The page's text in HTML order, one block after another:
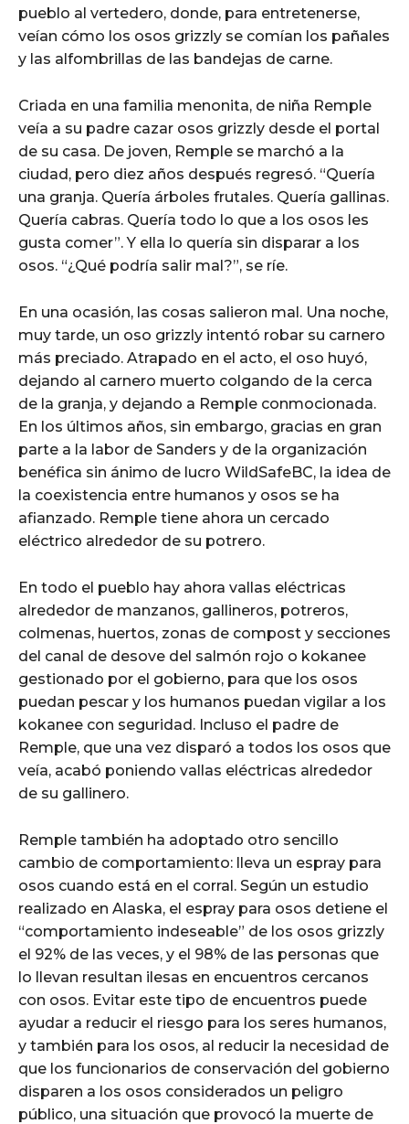
pueblo al vertedero, donde, para entretenerse,
veían cómo los osos grizzly se comían los pañales
y las alfombrillas de las bandejas de carne.
Criada en una familia menonita, de niña Remple
veía a su padre cazar osos grizzly desde el portal
de su casa. De joven, Remple se marchó a la
ciudad, pero diez años después regresó. “Quería
una granja. Quería árboles frutales. Quería gallinas.
Quería cabras. Quería todo lo que a los osos les
gusta comer”. Y ella lo quería sin disparar a los
osos. “¿Qué podría salir mal?”, se ríe.
En una ocasión, las cosas salieron mal. Una noche,
muy tarde, un oso grizzly intentó robar su carnero
más preciado. Atrapado en el acto, el oso huyó,
dejando al carnero muerto colgando de la cerca
de la granja, y dejando a Remple conmocionada.
En los últimos años, sin embargo, gracias en gran
parte a la labor de Sanders y de la organización
benéfica sin ánimo de lucro WildSafeBC, la idea de
la coexistencia entre humanos y osos se ha
afianzado. Remple tiene ahora un cercado
eléctrico alrededor de su potrero.
En todo el pueblo hay ahora vallas eléctricas
alrededor de manzanos, gallineros, potreros,
colmenas, huertos, zonas de compost y secciones
del canal de desove del salmón rojo o kokanee
gestionado por el gobierno, para que los osos
puedan pescar y los humanos puedan vigilar a los
kokanee con seguridad. Incluso el padre de
Remple, que una vez disparó a todos los osos que
veía, acabó poniendo vallas eléctricas alrededor
de su gallinero.
Remple también ha adoptado otro sencillo
cambio de comportamiento: lleva un espray para
osos cuando está en el corral. Según un estudio
realizado en Alaska, el espray para osos detiene el
“comportamiento indeseable” de los osos grizzly
el 92% de las veces, y el 98% de las personas que
lo llevan resultan ilesas en encuentros cercanos
con osos. Evitar este tipo de encuentros puede
ayudar a reducir el riesgo para los seres humanos,
y también para los osos, al reducir la necesidad de
que los funcionarios de conservación del gobierno
disparen a los osos considerados un peligro
público, una situación que provocó la muerte de